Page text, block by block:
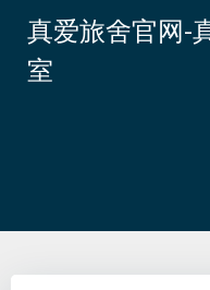
真爱旅舍官网-
室